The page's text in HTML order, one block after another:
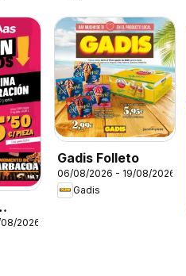
2026
Gadis Folleto
06/08/2026 - 19/08/2026
Gadis